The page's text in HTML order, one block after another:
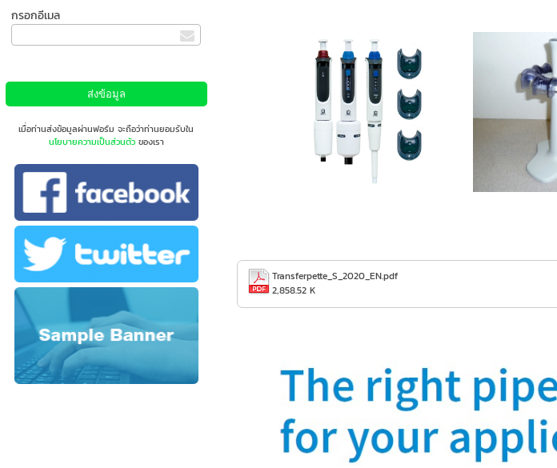
กรอกอีเมล
เมื่อท่านส่งข้อมูลผ่านฟอร์ม จะถือว่าท่านยอมรับใน
นโยบายความเป็นส่วนตัวของเรา
Transferpette_S_2020_EN.pdf
2,858.52 K